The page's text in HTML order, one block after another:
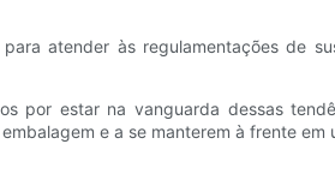
atender às regulamentações de
por estar na vanguarda dessas
e a se manterem à frente